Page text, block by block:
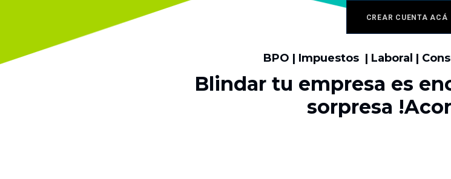
CREAR CUENTA ACÁ
BPO | Impuestos | Laboral |
Blindar tu empresa es
sorpresa